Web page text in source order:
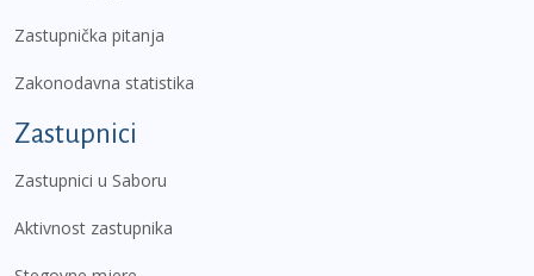
Zastupnička pitanja
Zakonodavna statistika
Zastupnici
Zastupnici u Saboru
Aktivnost zastupnika